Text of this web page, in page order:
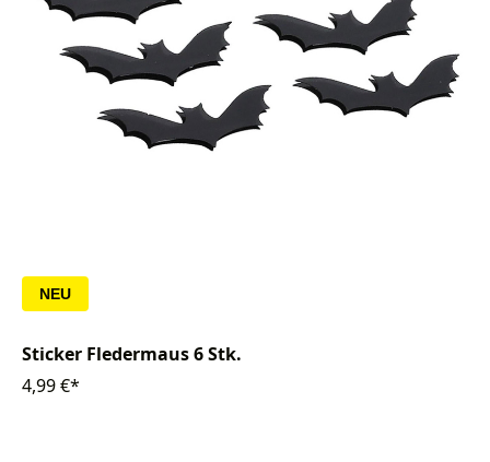
NEU
Sticker Fledermaus 6 Stk.
4,99 €*